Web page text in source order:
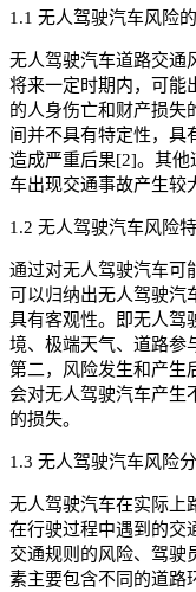
1.1 无人驾驶汽车风险
无人驾驶汽车道路交通
将来一定时期内，可能
的人身伤亡和财产损失
间并不具有特定性，具
造成严重后果[2]。其
车出现交通事故产生较
1.2 无人驾驶汽车风险
通过对无人驾驶汽车可
可以归纳出无人驾驶汽
具有客观性。即无人驾
境、极端天气、道路参
第二，风险发生和产生
会对无人驾驶汽车产生
的损失。
1.3 无人驾驶汽车风险
无人驾驶汽车在实际上
在行驶过程中遇到的交
交通规则的风险、驾驶
素主要包含不同的道路